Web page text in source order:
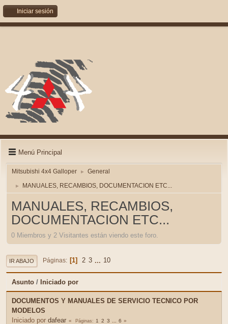
Iniciar sesión
Menú Principal
Mitsubishi 4x4 Galloper ► General
► MANUALES, RECAMBIOS, DOCUMENTACION ETC...
MANUALES, RECAMBIOS,
DOCUMENTACION ETC...
0 Miembros y 2 Visitantes están viendo este foro.
IR ABAJO Páginas 1 2 3 ... 10
Asunto / Iniciado por
DOCUMENTOS Y MANUALES DE SERVICIO TECNICO POR
MODELOS
Iniciado por dafear Páginas 1 2 3 6